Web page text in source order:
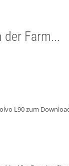
der Farm...
L90 zum